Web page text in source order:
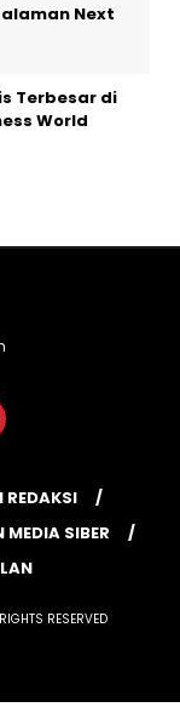
Next
Terbesar di
World
REDAKSI
MEDIA SIBER
RESERVED